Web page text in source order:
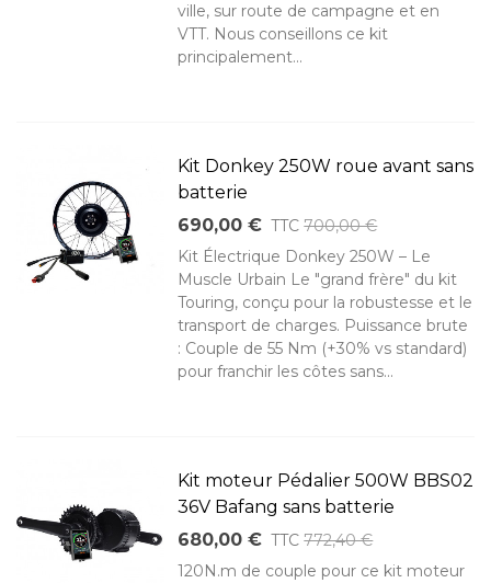
ville, sur route de campagne et en
VTT. Nous conseillons ce kit
principalement...
Kit Donkey 250W roue avant sans
batterie
690,00 € TTC 700,00 €
Kit Électrique Donkey 250W – Le
Muscle Urbain Le "grand frère" du kit
Touring, conçu pour la robustesse et le
transport de charges. Puissance brute
: Couple de 55 Nm (+30% vs standard)
pour franchir les côtes sans...
Kit moteur Pédalier 500W BBS02
36V Bafang sans batterie
680,00 € TTC 772,40 €
120N.m de couple pour ce kit moteur